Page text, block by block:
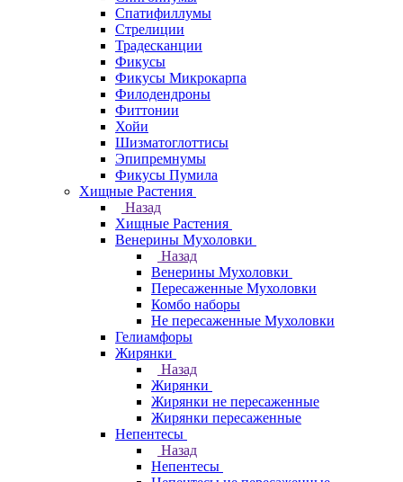
Спатифиллумы
Стрелиции
Традесканции
Фикусы
Фикусы Микрокарпа
Филодендроны
Фиттонии
Хойи
Шизматоглоттисы
Эпипремнумы
Фикусы Пумила
Хищные Растения
Назад
Хищные Растения
Венерины Мухоловки
Назад
Венерины Мухоловки
Пересаженные Мухоловки
Комбо наборы
Не пересаженные Мухоловки
Гелиамфоры
Жирянки
Назад
Жирянки
Жирянки не пересаженные
Жирянки пересаженные
Непентесы
Назад
Непентесы